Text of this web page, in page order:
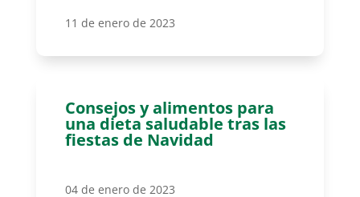
11 de enero de 2023
Consejos y alimentos para
una dieta saludable tras las
fiestas de Navidad
04 de enero de 2023